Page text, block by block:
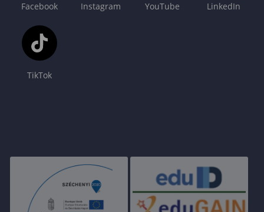
Facebook Instagram YouTube LinkedIn
TikTok